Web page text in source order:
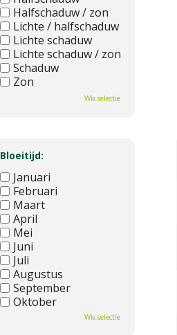
Halfschaduw / zon
Lichte / halfschaduw
Lichte schaduw
Lichte schaduw / zon
Schaduw
Zon
Wis selectie
Bloeitijd:
Januari
Februari
Maart
April
Mei
Juni
Juli
Augustus
September
Oktober
Wis selectie